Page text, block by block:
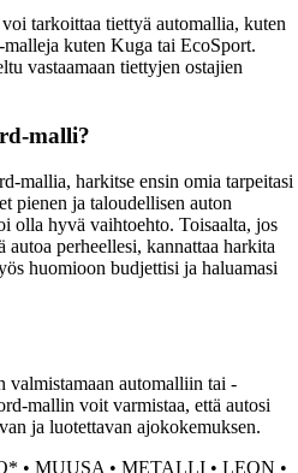
tarkoittaa tiettyä automallia, kuten
kuten Kuga tai EcoSport.
vastaamaan tiettyjen ostajien
malli?
mallia, harkitse ensin omia tarpeitasi
pienen ja taloudellisen auton
olla hyvä vaihtoehto. Toisaalta, jos
perheellesi, kannattaa harkita
huomioon budjettisi ja haluamasi
automalliin tai -
mallin voit varmistaa, että autosi
ja luotettavan ajokokemuksen.
• MUUSA • METALLI • LEON •